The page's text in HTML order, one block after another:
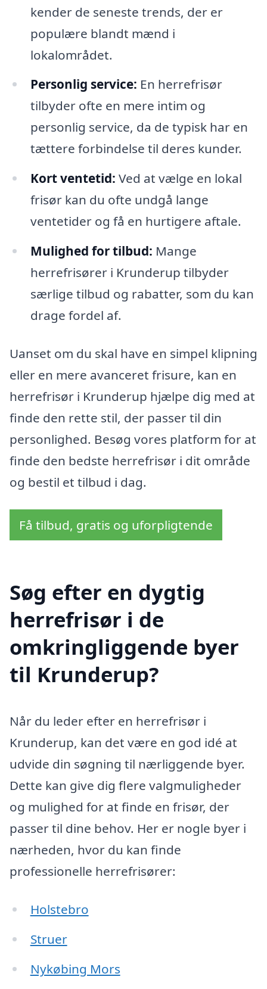
kender de seneste trends, der er
populære blandt mænd i
lokalområdet.
Personlig service: En herrefrisør
tilbyder ofte en mere intim og
personlig service, da de typisk har en
tættere forbindelse til deres kunder.
Kort ventetid: Ved at vælge en lokal
frisør kan du ofte undgå lange
ventetider og få en hurtigere aftale.
Mulighed for tilbud: Mange
herrefrisører i Krunderup tilbyder
særlige tilbud og rabatter, som du kan
drage fordel af.
Uanset om du skal have en simpel klipning
eller en mere avanceret frisure, kan en
herrefrisør i Krunderup hjælpe dig med at
finde den rette stil, der passer til din
personlighed. Besøg vores platform for at
finde den bedste herrefrisør i dit område
og bestil et tilbud i dag.
Få tilbud, gratis og uforpligtende
Søg efter en dygtig
herrefrisør i de
omkringliggende byer
til Krunderup?
Når du leder efter en herrefrisør i
Krunderup, kan det være en god idé at
udvide din søgning til nærliggende byer.
Dette kan give dig flere valgmuligheder
og mulighed for at finde en frisør, der
passer til dine behov. Her er nogle byer i
nærheden, hvor du kan finde
professionelle herrefrisører:
Holstebro
Struer
Nykøbing Mors